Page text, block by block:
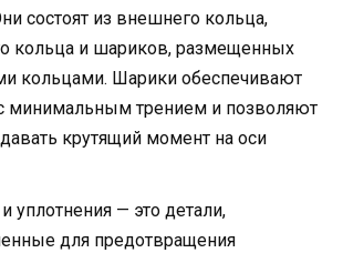
состоят из внешнего кольца,
кольца и шариков, размещенных
кольцами. Шарики обеспечивают
минимальным трением и позволяют
крутящий момент на оси
уплотнения — это детали,
для предотвращения